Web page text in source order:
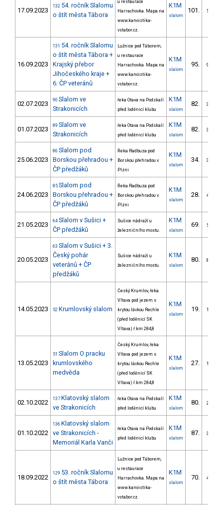
17.09.2023
132 54. ročník Slalomu
o štít města Tábora
u restaurace
Harrachovka. Mapa na
www.kanoistika-
vstabor.cz.
K1M
slalom
101. 5/VS
16.09.2023
131 54. ročník Slalomu
o štít města Tábora +
Krajský přebor
Jihočeského kraje +
6. ČP veteránů
Lužnice pod Táborem,
u restaurace
Harrachovka. Mapa na
www.kanoistika-
vstabor.cz.
K1M
slalom
95. 9/VS
02.07.2023 90 Slalom ve
Strakonicích
řeka Otava na Podskalí
před loděnicí klubu
K1M
slalom
82. 3/VS
01.07.2023 89 Slalom ve
Strakonicích
řeka Otava na Podskalí
před loděnicí klubu
K1M
slalom
82. 3/VS
25.06.2023
86 Slalom pod
Borskou přehradou +
ČP předžáků
Řeka Radbuza pod
Borskou přehradou v
Plzni
K1M
slalom
34. 3/VS
24.06.2023
85 Slalom pod
Borskou přehradou +
ČP předžáků
Řeka Radbuza pod
Borskou přehradou v
Plzni
K1M
slalom
28. 4/VS
21.05.2023 64 Slalom v Sušici +
ČP předžáků
Sušice nádraží u
železničního mostu.
K1M
slalom
69. 5/VS
20.05.2023
63 Slalom v Sušici + 3.
Český pohár
veteránů + ČP
předžáků
Sušice nádraží u
železničního mostu.
K1M
slalom
80. 8/VS
14.05.2023 52 Krumlovský slalom
Český Krumlov, řeka
Vltava pod jezem s
krytou lávkou Rechle
(před loděnicí SK
Vltava) ř.km 284,8
K1M
slalom
19. 1/VS
13.05.2023
51 Slalom O pracku
krumlovského
medvěda
Český Krumlov, řeka
Vltava pod jezem s
krytou lávkou Rechle
(před loděnicí SK
Vltava) ř.km 284,8
K1M
slalom
27. 1/VS
02.10.2022 137 Klatovský slalom
ve Strakonicích
řeka Otava na Podskalí
před loděnicí klubu
K1M
slalom
80. 2/VS
01.10.2022
136 Klatovský slalom
ve Strakonicích -
Memoriál Karla Vanči
řeka Otava na Podskalí
před loděnicí klubu
K1M
slalom
87. 3/VS
18.09.2022
129 53. ročník Slalomu
o štít města Tábora
Lužnice pod Táborem,
u restaurace
Harrachovka. Mapa na
www.kanoistika-
vstabor.cz.
K1M
slalom
70. 4/VS